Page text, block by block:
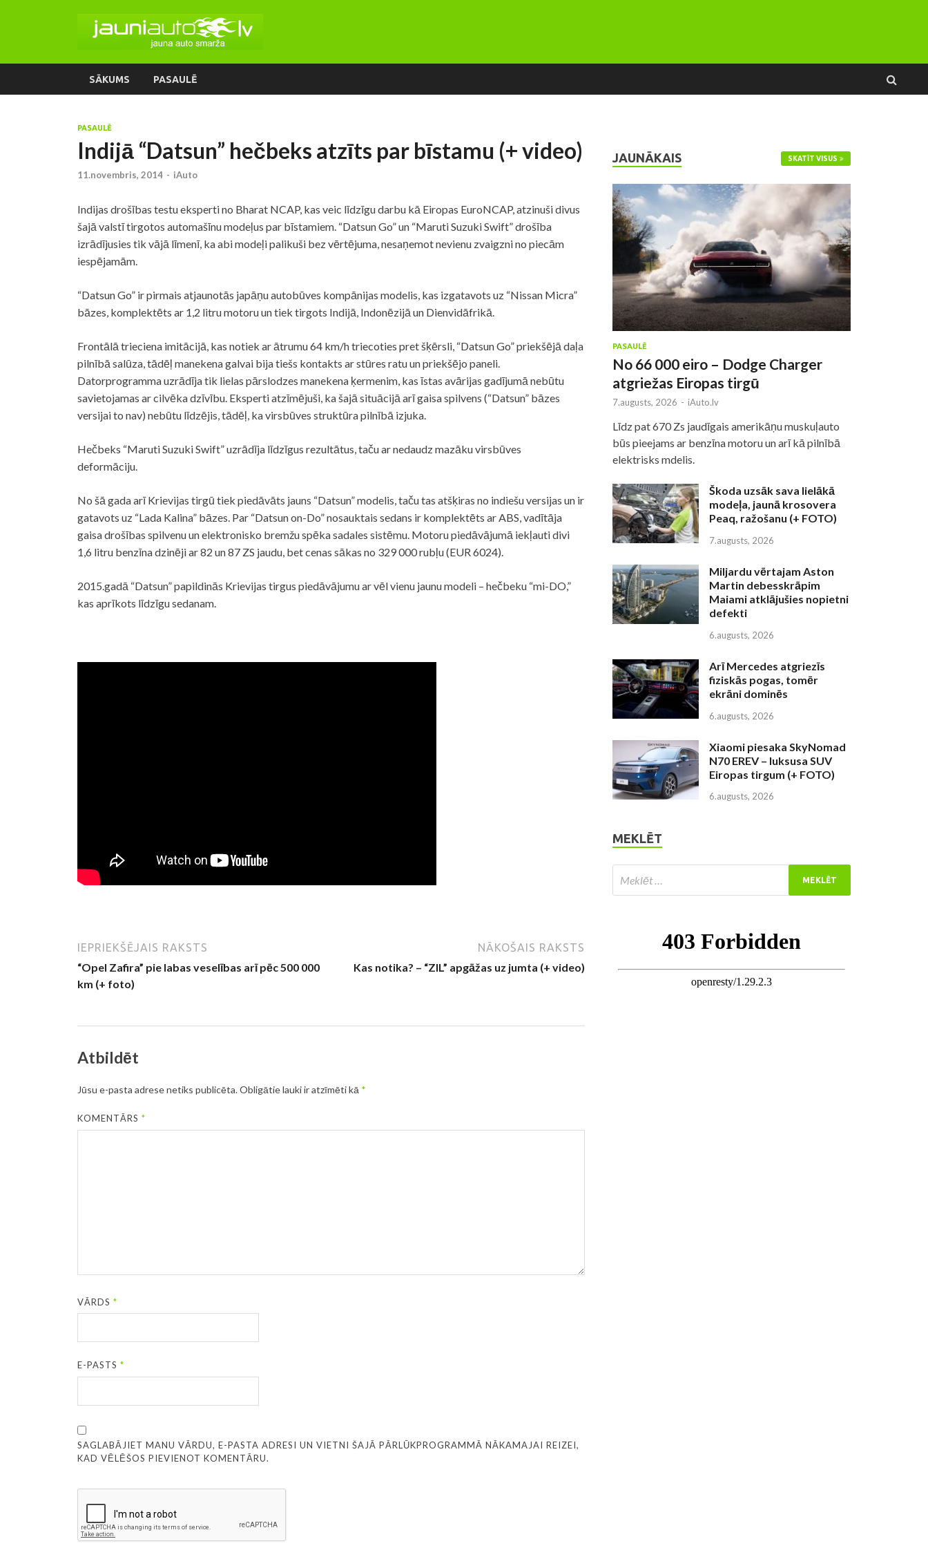
SĀKUMS PASAULĒ
PASAULĒ
Indijā “Datsun” hečbeks atzīts par bīstamu (+ video)
11.novembris, 2014 - iAuto
Indijas drošības testu eksperti no Bharat NCAP, kas veic līdzīgu darbu kā Eiropas EuroNCAP, atzinuši divus
šajā valstī tirgotos automašīnu modeļus par bīstamiem. “Datsun Go” un “Maruti Suzuki Swift” drošība
izrādījusies tik vājā līmenī, ka abi modeļi palikuši bez vērtējuma, nesaņemot nevienu zvaigzni no piecām
iespējamām.
“Datsun Go” ir pirmais atjaunotās japāņu autobūves kompānijas modelis, kas izgatavots uz “Nissan Micra”
bāzes, komplektēts ar 1,2 litru motoru un tiek tirgots Indijā, Indonēzijā un Dienvidāfrikā.
Frontālā trieciena imitācijā, kas notiek ar ātrumu 64 km/h triecoties pret šķērsli, “Datsun Go” priekšējā daļa
pilnībā salūza, tādēļ manekena galvai bija tiešs kontakts ar stūres ratu un priekšējo paneli.
Datorprogramma uzrādīja tik lielas pārslodzes manekena ķermenim, kas īstas avārijas gadījumā nebūtu
savietojamas ar cilvēka dzīvību. Eksperti atzīmējuši, ka šajā situācijā arī gaisa spilvens (“Datsun” bāzes
versijai to nav) nebūtu līdzējis, tādēļ, ka virsbūves struktūra pilnībā izjuka.
Hečbeks “Maruti Suzuki Swift” uzrādīja līdzīgus rezultātus, taču ar nedaudz mazāku virsbūves
deformāciju.
No šā gada arī Krievijas tirgū tiek piedāvāts jauns “Datsun” modelis, taču tas atšķiras no indiešu versijas un ir
gatavots uz “Lada Kalina” bāzes. Par “Datsun on-Do” nosauktais sedans ir komplektēts ar ABS, vadītāja
gaisa drošības spilvenu un elektronisko bremžu spēka sadales sistēmu. Motoru piedāvājumā iekļauti divi
1,6 litru benzīna dzinēji ar 82 un 87 ZS jaudu, bet cenas sākas no 329 000 rubļu (EUR 6024).
2015.gadā “Datsun” papildinās Krievijas tirgus piedāvājumu ar vēl vienu jaunu modeli – hečbeku “mi-DO,”
kas aprīkots līdzīgu sedanam.
IEPRIEKŠĒJAIS RAKSTS
“Opel Zafira” pie labas veselības arī pēc 500 000
km (+ foto)
NĀKOŠAIS RAKSTS
Kas notika? – “ZIL” apgāžas uz jumta (+ video)
Atbildēt
Jūsu e-pasta adrese netiks publicēta.Obligātie lauki ir atzīmēti kā *
KOMENTĀRS*
VĀRDS*
E-PASTS*
SAGLABĀJIET MANU VĀRDU, E-PASTA ADRESI UN VIETNI ŠAJĀ PĀRLŪKPROGRAMMĀ NĀKAMAJAI REIZEI,
KAD VĒLĒŠOS PIEVIENOT KOMENTĀRU.
JAUNĀKAIS SKATĪT VISUS
PASAULĒ
No 66 000 eiro – Dodge Charger
atgriežas Eiropas tirgū
7.augusts, 2026 - iAuto.lv
Līdz pat 670 Zs jaudīgais amerikāņu muskuļauto
būs pieejams ar benzīna motoru un arī kā pilnībā
elektrisks mdelis.
Škoda uzsāk sava lielākā
modeļa, jaunā krosovera
Peaq, ražošanu (+ FOTO)
7.augusts, 2026
Miljardu vērtajam Aston
Martin debesskrāpim
Maiami atklājušies nopietni
defekti
6.augusts, 2026
Arī Mercedes atgriezīs
fiziskās pogas, tomēr
ekrāni dominēs
6.augusts, 2026
Xiaomi piesaka SkyNomad
N70 EREV – luksusa SUV
Eiropas tirgum (+ FOTO)
6.augusts, 2026
MEKLĒT